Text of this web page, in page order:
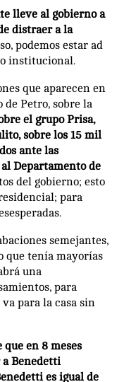
lleve al gobierno a
distraer a la
podemos estar ad
institucional.
que aparecen en
Petro, sobre la
el grupo Prisa,
sobre los 15 mil
ante las
Departamento de
del gobierno; esto
para
semejantes,
que tenía mayorías
una
para
para la casa sin
en 8 meses
Benedetti
es igual de